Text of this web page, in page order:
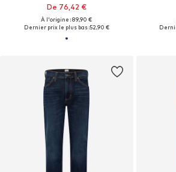
De 76,42 €
À l'origine : 89,90 €
Dernier prix le plus bas :52,90 €